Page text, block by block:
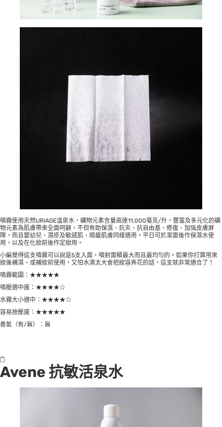
噴霧使用天然URIAGE溫泉水，礦物元素含量高達11,000毫克/升，豐富及多元化的礦
物元素為肌膚帶來全面呵顧，不但有助保濕、抗炎、抗自由基、修復、加強皮膚屏
障，而且嬰幼兒、濕疹及敏感肌、暗瘡肌膚同樣適用。平日可於潔面後作保濕水使
用，以及在化妝前後作定妝用。
小編覺得這支噴霧可以說是5支入面，噴射面積最大而且最均勻的。如果你打算用來
妝後補濕、或補妝前使用，又怕水滴太大會把妝容弄花的話，這支就非常適合了！
噴霧範圍：★★★★★
噴壓適中度：★★★★☆
水霧大小適中：★★★★☆
容易按壓度：★★★★★
香氣（有/無）：無
Avene 抗敏活泉水